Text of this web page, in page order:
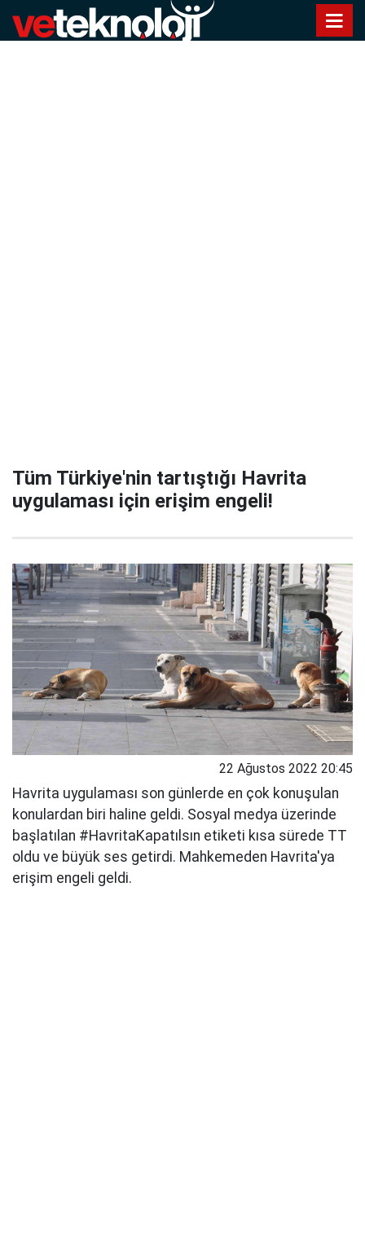
Tüm Türkiye'nin tartıştığı Havrita
uygulaması için erişim engeli!
22 Ağustos 2022 20:45
Havrita uygulaması son günlerde en çok konuşulan
konulardan biri haline geldi. Sosyal medya üzerinde
başlatılan #HavritaKapatılsın etiketi kısa sürede TT
oldu ve büyük ses getirdi. Mahkemeden Havrita'ya
erişim engeli geldi.